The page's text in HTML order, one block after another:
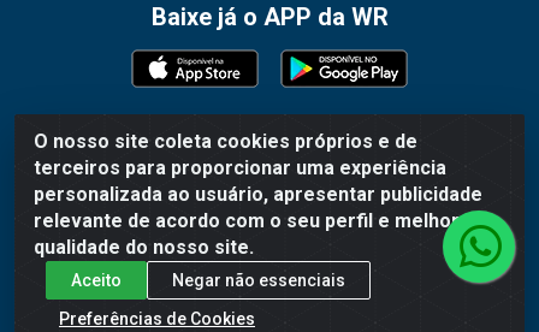
O nosso site coleta cookies próprios e de
terceiros para proporcionar uma experiência
personalizada ao usuário, apresentar publicidade
relevante de acordo com o seu perfil e melhorar a
qualidade do nosso site.
Aceito
Negar não essenciais
Preferências de Cookies
Baixe já o APP da WR
WR Embalagens - R. Cel. Teodoro Gomes de Araújo,
1360 - Grogotó - Barbacena / MG - CEP 36202-628 -
CNPJ 02.692.206/0001-55